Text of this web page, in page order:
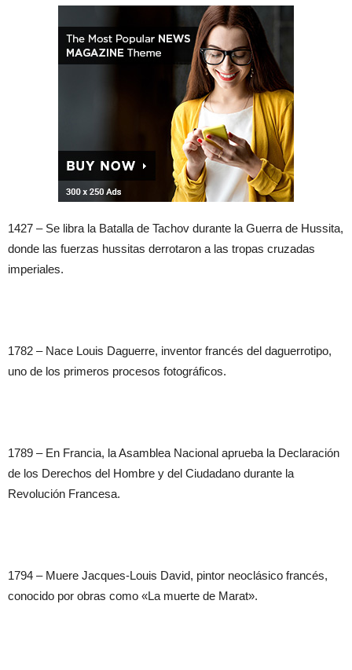
1427 – Se libra la Batalla de Tachov durante la Guerra de Hussita,
donde las fuerzas hussitas derrotaron a las tropas cruzadas
imperiales.
1782 – Nace Louis Daguerre, inventor francés del daguerrotipo,
uno de los primeros procesos fotográficos.
1789 – En Francia, la Asamblea Nacional aprueba la Declaración
de los Derechos del Hombre y del Ciudadano durante la
Revolución Francesa.
1794 – Muere Jacques-Louis David, pintor neoclásico francés,
conocido por obras como «La muerte de Marat».